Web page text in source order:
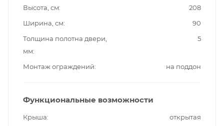
Высота, см
208
Ширина, см
90
Толщина полотна двери,
мм
5
Монтаж ограждений на поддон
Функциональные возможности
Крыша
открытая